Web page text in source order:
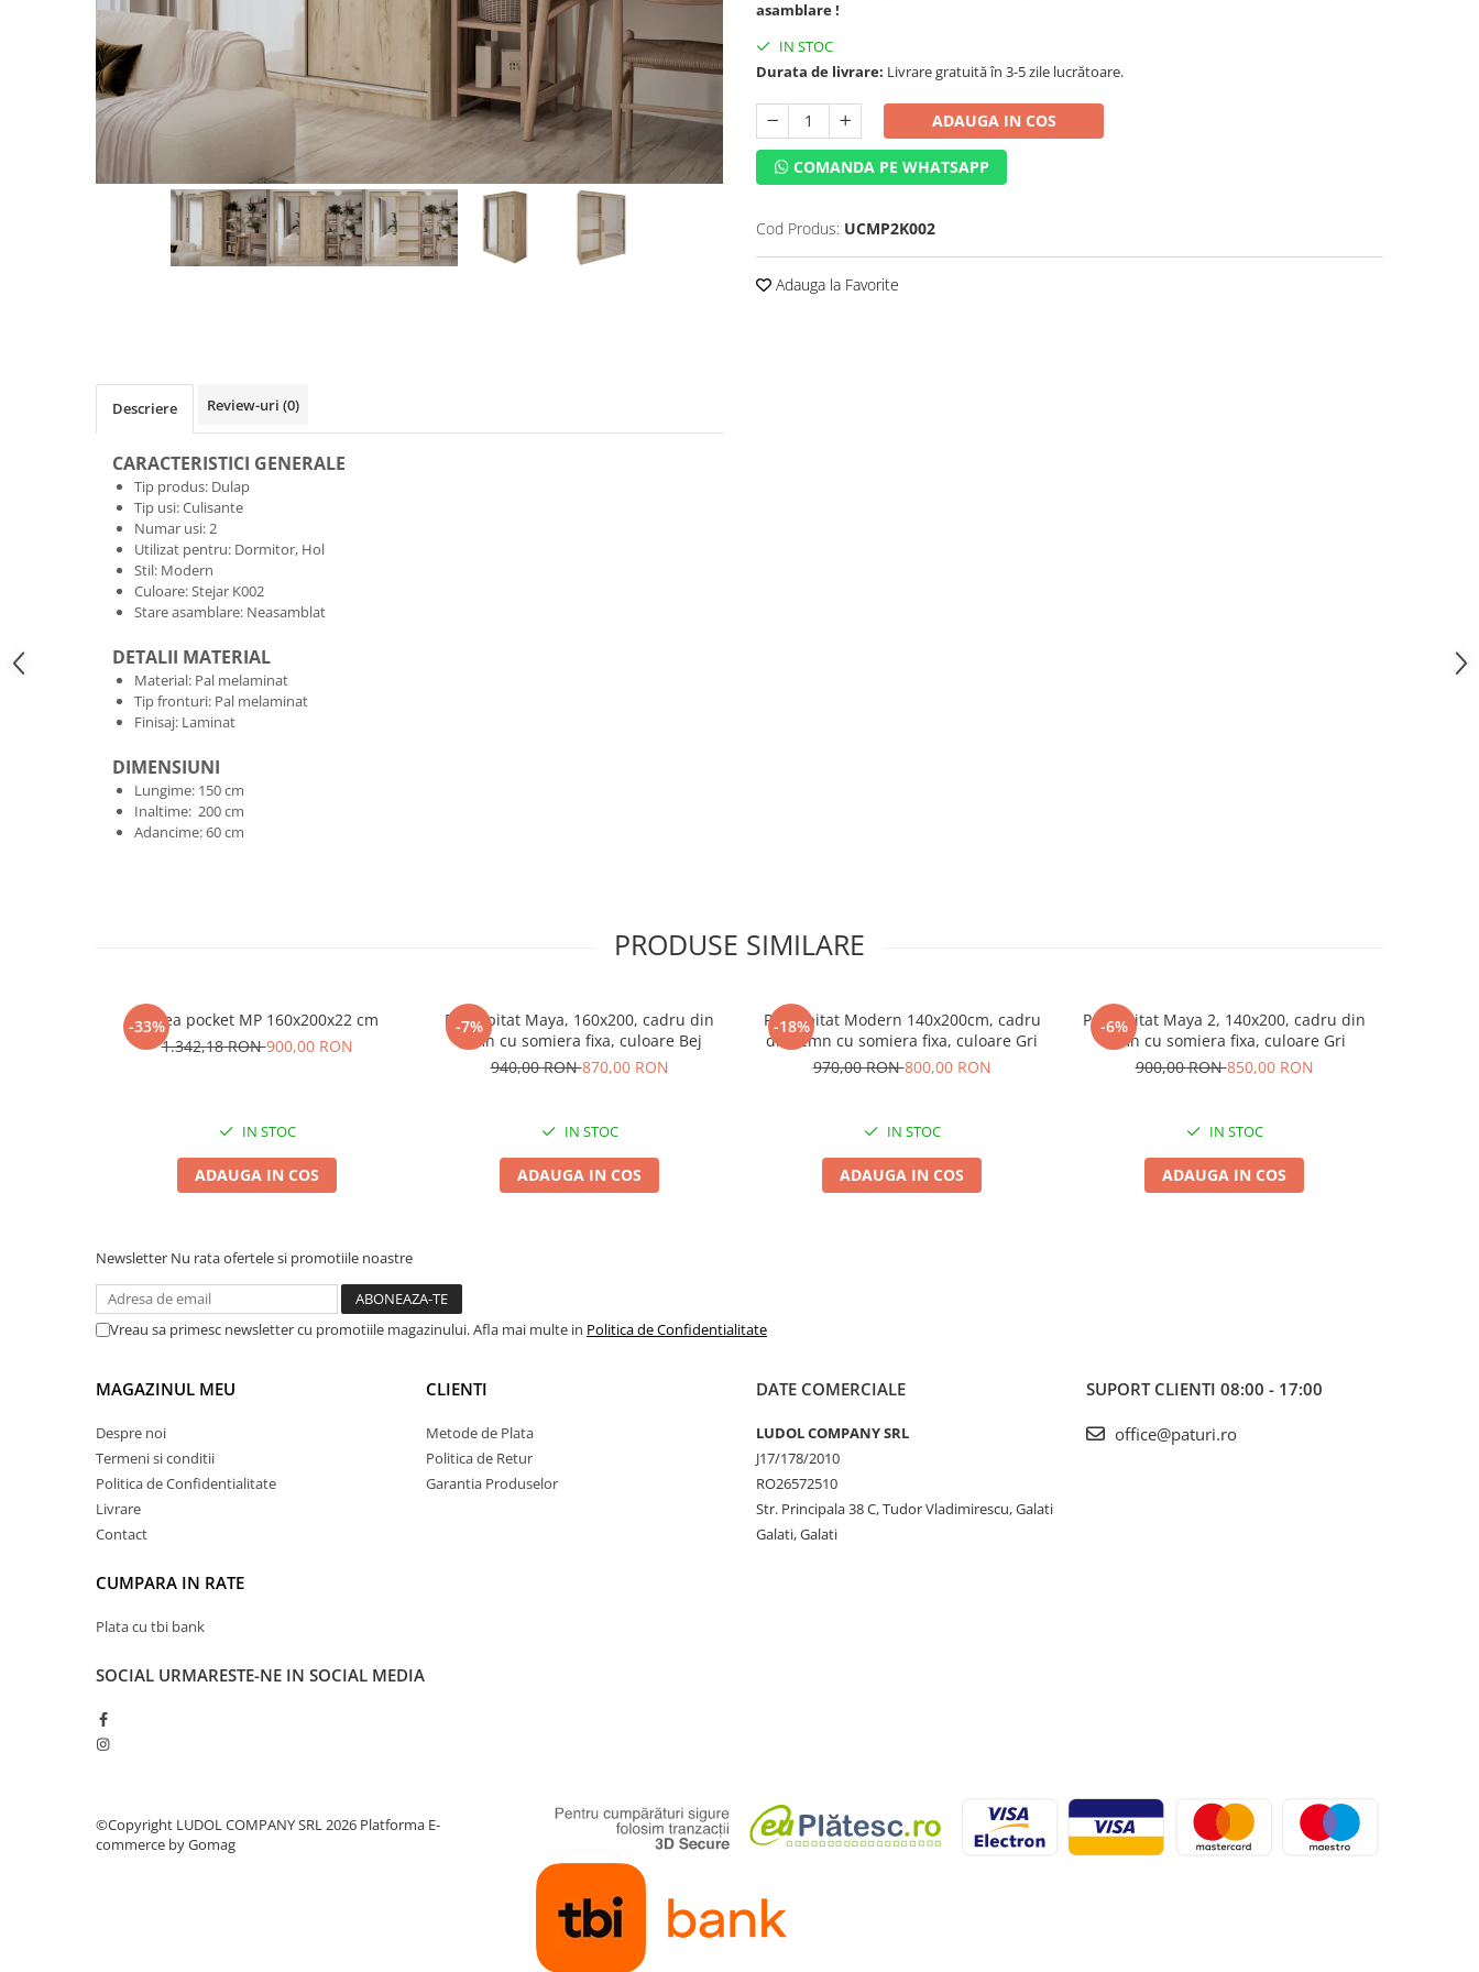
asamblare !
IN STOC
Durata de livrare: Livrare gratuită în 3-5 zile lucrătoare.
ADAUGA IN COS
COMANDA PE WHATSAPP
Cod Produs: UCMP2K002
Adauga la Favorite
Descriere Review-uri (0)
CARACTERISTICI GENERALE
Tip produs: Dulap
Tip usi: Culisante
Numar usi: 2
Utilizat pentru: Dormitor, Hol
Stil: Modern
Culoare: Stejar K002
Stare asamblare: Neasamblat
DETALII MATERIAL
Material: Pal melaminat
Tip fronturi: Pal melaminat
Finisaj: Laminat
DIMENSIUNI
Lungime: 150 cm
Inaltime: 200 cm
Adancime: 60 cm
PRODUSE SIMILARE
-33%
Saltea pocket MP 160x200x22 cm
1.342,18 RON900,00 RON
IN STOC
ADAUGA IN COS
-7%
Pat tapitat Maya, 160x200, cadru din
lemn cu somiera fixa, culoare Bej
940,00 RON870,00 RON
IN STOC
ADAUGA IN COS
-18%
Pat tapitat Modern 140x200cm, cadru
din lemn cu somiera fixa, culoare Gri
970,00 RON800,00 RON
IN STOC
ADAUGA IN COS
-6%
Pat tapitat Maya 2, 140x200, cadru din
lemn cu somiera fixa, culoare Gri
900,00 RON850,00 RON
IN STOC
ADAUGA IN COS
Newsletter Nu rata ofertele si promotiile noastre
Vreau sa primesc newsletter cu promotiile magazinului. Afla mai multe in Politica de Confidentialitate
MAGAZINUL MEU
Despre noi
Termeni si conditii
Politica de Confidentialitate
Livrare
Contact
CUMPARA IN RATE
Plata cu tbi bank
CLIENTI
Metode de Plata
Politica de Retur
Garantia Produselor
DATE COMERCIALE
LUDOL COMPANY SRL
J17/178/2010
RO26572510
Str. Principala 38 C, Tudor Vladimirescu, Galati
Galati, Galati
SUPORT CLIENTI 08:00 - 17:00
office@paturi.ro
SOCIAL URMARESTE-NE IN SOCIAL MEDIA
©Copyright LUDOL COMPANY SRL 2026 Platforma E-
commerce by Gomag